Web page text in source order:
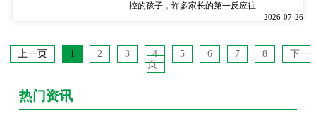
控的孩子，许多家长的第一反应往...
2026-07-26
上一页 1 2 3 4 5 6 7 8
下一
页
热门资讯